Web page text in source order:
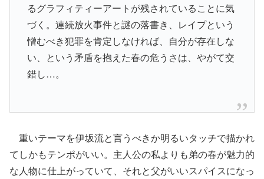
るグラフィティーアートが残されていることに気
づく。連続放火事件と謎の落書き、レイプという
憎むべき犯罪を肯定しなければ、自分が存在しな
い、という矛盾を抱えた春の危うさは、やがて交
錯し…。
重いテーマを伊坂流と言うべきか明るいタッチで描かれ
てしかもテンポがいい。主人公の私よりも弟の春が魅力的
な人物に仕上がっていて、それと父がいいスパイスになっ